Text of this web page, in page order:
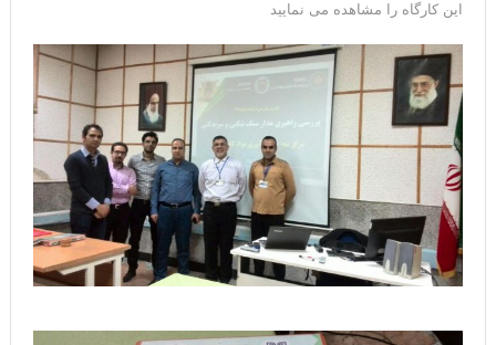
این کارگاه را مشاهده می نمایید